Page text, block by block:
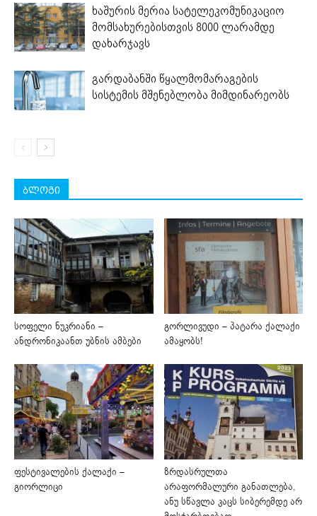
ხაშურის მერია სატელეკომუნიკაციო
მომსახურებისთვის 8000 ლარამდე
დახარჯავს
გარდაბანში წყალმომარაგების
სისტემის მშენებლობა მიმდინარეობს
ბლოგი
სოფელი ნუკრიანი –
ანდრონიკაანთ უბნის ამბები
გორლივუდი – პატარა ქალაქი
ამაყობს!
ფესტივალების ქალაქი –
გიორლიცი
ზრდასრულთა
არაფორმალური განათლება,
ანუ სწავლა კაცს სიბერემდე არ